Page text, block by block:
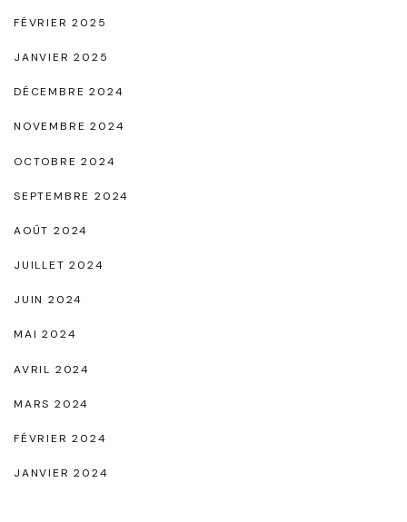
à
P
i
e
"
FÉVRIER 2025
JANVIER 2025
DÉCEMBRE 2024
NOVEMBRE 2024
OCTOBRE 2024
SEPTEMBRE 2024
AOÛT 2024
JUILLET 2024
JUIN 2024
MAI 2024
AVRIL 2024
MARS 2024
FÉVRIER 2024
JANVIER 2024